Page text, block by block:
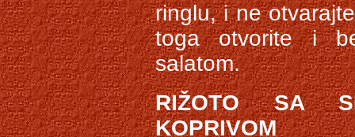
ringlu, i ne
toga otvorite i
salatom.
RIŽOTO SA
KOPRIVOM